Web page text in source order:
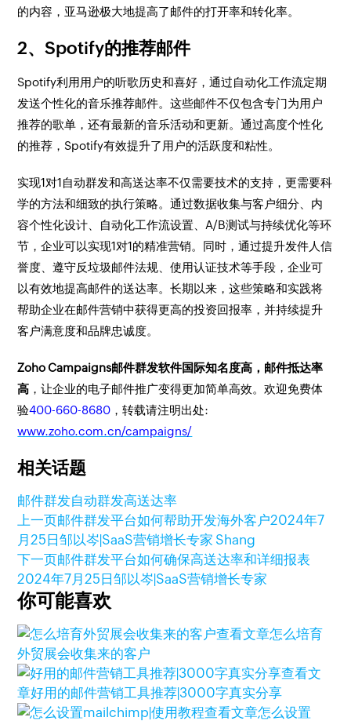
的内容，亚马逊极大地提高了邮件的打开率和转化率。
2、Spotify的推荐邮件
Spotify利用用户的听歌历史和喜好，通过自动化工作流定期
发送个性化的音乐推荐邮件。这些邮件不仅包含专门为用户
推荐的歌单，还有最新的音乐活动和更新。通过高度个性化
的推荐，Spotify有效提升了用户的活跃度和粘性。
实现1对1自动群发和高送达率不仅需要技术的支持，更需要科
学的方法和细致的执行策略。通过数据收集与客户细分、内
容个性化设计、自动化工作流设置、A/B测试与持续优化等环
节，企业可以实现1对1的精准营销。同时，通过提升发件人信
誉度、遵守反垃圾邮件法规、使用认证技术等手段，企业可
以有效地提高邮件的送达率。长期以来，这些策略和实践将
帮助企业在邮件营销中获得更高的投资回报率，并持续提升
客户满意度和品牌忠诚度。
Zoho Campaigns邮件群发软件国际知名度高，邮件抵达率
高 ，让企业的电子邮件推广变得更加简单高效。欢迎免费体
验400-660-8680 ，转载请注明出处:
www.zoho.com.cn/campaigns/
相关话题
邮件群发自动群发高送达率
上一页邮件群发平台如何帮助开发海外客户2024年7
月25日邹以岑|SaaS营销增长专家 Shang
下一页邮件群发平台如何确保高送达率和详细报表
2024年7月25日邹以岑|SaaS营销增长专家
你可能喜欢
查看文章怎么培育
外贸展会收集来的客户
查看文
章好用的邮件营销工具推荐|3000字真实分享
查看文章怎么设置